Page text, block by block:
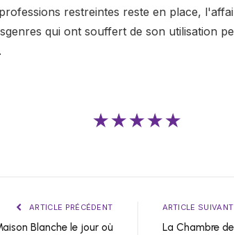
restreintes reste en place,
qui ont souffert de son utilisation
★★★★★
ARTICLE PRÉCÉDENT
Blanche le jour où
ARTICLE SUIVANT
La Chambre